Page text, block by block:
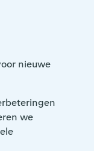
nieuwe
we